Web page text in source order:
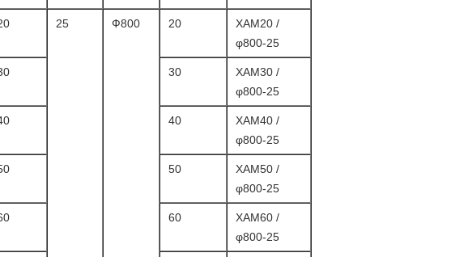
XAM20 /
φ800-25
20
Ф800
25
XAM30 /
φ800-25
30
XAM40 /
φ800-25
40
XAM50 /
φ800-25
50
XAM60 /
φ800-25
60